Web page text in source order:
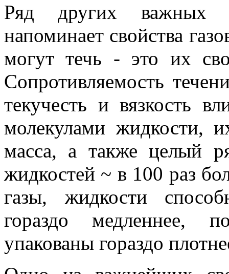
Ряд других важных
напоминает свойства
могут течь - это их
Сопротивляемость
текучесть и вязкость
молекулами жидкости,
масса, а также целый
жидкостей ~ в 100 раз
газы, жидкости
гораздо медленнее,
упакованы гораздо